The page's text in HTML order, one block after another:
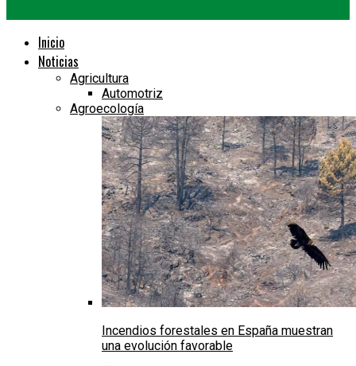
Inicio
Noticias
Agricultura
Automotriz
Agroecología
Incendios forestales en España muestran
una evolución favorable